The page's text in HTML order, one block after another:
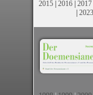
2015 | 2016 | 2017
| 2023